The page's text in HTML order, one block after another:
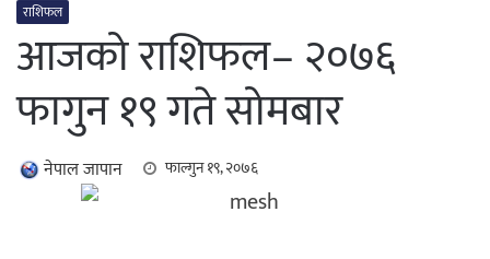
राशिफल
आजको राशिफल– २०७६
फागुन १९ गते सोमबार
नेपाल जापान फाल्गुन १९, २०७६